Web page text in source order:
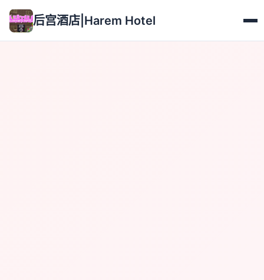
后宫酒店|Harem Hotel